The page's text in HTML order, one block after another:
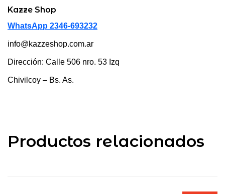
Kazze Shop
WhatsApp 2346-693232
info@kazzeshop.com.ar
Dirección: Calle 506 nro. 53 Izq
Chivilcoy – Bs. As.
Productos relacionados